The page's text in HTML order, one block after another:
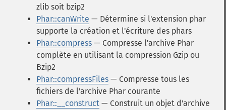
zlib soit bzip2
Phar::canWrite — Détermine si l'extension phar
supporte la création et l'écriture des phars
Phar::compress — Compresse l'archive Phar
complète en utilisant la compression Gzip ou
Bzip2
Phar::compressFiles — Compresse tous les
fichiers de l'archive Phar courante
Phar::__construct — Construit un objet d'archive